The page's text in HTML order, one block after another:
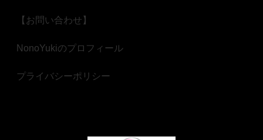
【お問い合わせ】
NonoYukiのプロフィール
プライバシーポリシー